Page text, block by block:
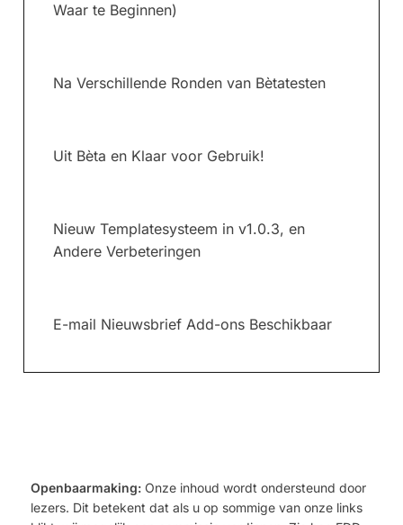
Waar te Beginnen)
Na Verschillende Ronden van Bètatesten
Uit Bèta en Klaar voor Gebruik!
Nieuw Templatesysteem in v1.0.3, en
Andere Verbeteringen
E-mail Nieuwsbrief Add-ons Beschikbaar
Openbaarmaking: Onze inhoud wordt ondersteund door
lezers. Dit betekent dat als u op sommige van onze links